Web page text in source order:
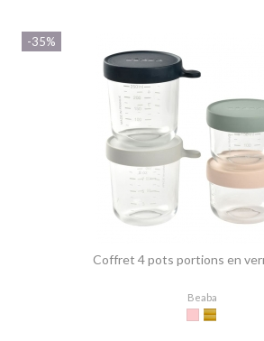
-35%
Coffret 4 pots portions en
Beaba
PinkYellow